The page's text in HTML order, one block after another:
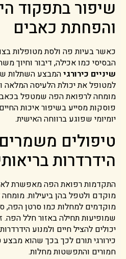
שיפור בתפקוד
והפחתת כאבים
כאשר בעיות פה ולסת מטופלות
הבסיסי כמו אכילה, דיבור וחיוך
שיניים כירורגיהמבצע השתלות
למטופל את יכולת הלעיסה המלאה
מומחה לרפואת הפה שמטפל
פוסקות מסייע בשיפור איכות
יומיומי שפוגע ברווחה האישית.
טיפולים
הידרדרות
התקדמות רפואת הפה מאפשרת
מוקדם ולטפל בהן ביעילות.
מוקדמים למחלות כמו סרטן הפה,
שמופיעות תחילה באזור חלל הפה.
יכולים להציל חיים ולמנוע
כירורגי תורם לכך בכך שהוא מבצע
חמורים והתפשטות מחלות.